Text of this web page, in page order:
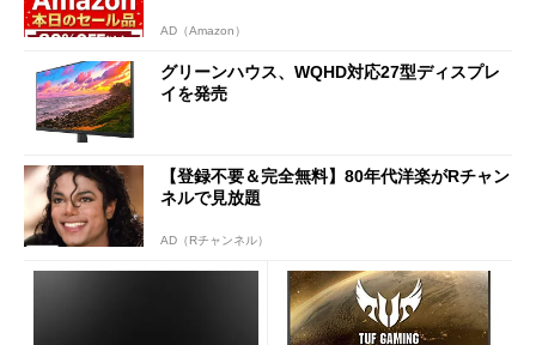
AD（Amazon）
グリーンハウス、WQHD対応27型ディスプレ
イを発売
【登録不要＆完全無料】80年代洋楽がRチャン
ネルで見放題
AD（Rチャンネル）